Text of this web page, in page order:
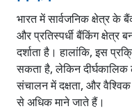
भारत में सार्वजनिक क्षेत्र
और प्रतिस्पर्धी बैंकिंग क्षेत्र
दर्शाता है। हालांकि, इस
सकता है, लेकिन दीर्घकालिक
संचालन में दक्षता, और वैश्विक
से अधिक माने जाते हैं।